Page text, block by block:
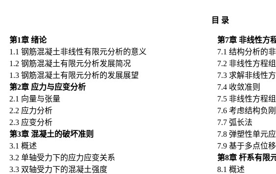
目 录
第1章 绪论 第7章 非线性方
1.1 钢筋混凝土非线性有限元分析的意义 7.1 结构分析的
1.2 钢筋混凝土有限元分析发展简况 7.2 非线性方程
1.3 钢筋混凝土有限元分析的发展展望 7.3 求解非线性
第2章 应力与应变分析 7.4 收敛准则
2.1 向量与张量 7.5 非线性方程
2.2 应力分析 7.6 考虑结构负
2.3 应变分析
7.7 弧长法
第3章 混凝土的破坏准则 7.8 弹塑性单元
3.1 概述
7.9 基于多点位
3.2 单轴受力下的应力应变关系 第8章 杆系有限
3.3 双轴受力下的混凝土强度
8.1 概述